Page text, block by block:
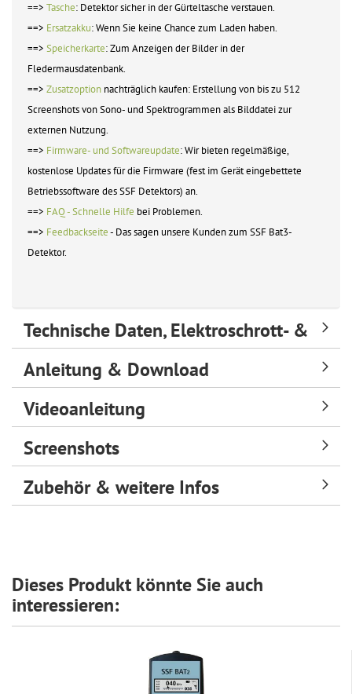
==> Tasche: Detektor sicher in der Gürteltasche verstauen.
==> Ersatzakku: Wenn Sie keine Chance zum Laden haben.
==> Speicherkarte: Zum Anzeigen der Bilder in der
Fledermausdatenbank.
==> Zusatzoption nachträglich kaufen: Erstellung von bis zu 512
Screenshots von Sono- und Spektrogrammen als Bilddatei zur
externen Nutzung.
==> Firmware- und Softwareupdate: Wir bieten regelmäßige,
kostenlose Updates für die Firmware (fest im Gerät eingebettete
Betriebssoftware des SSF Detektors) an.
==> FAQ - Schnelle Hilfe bei Problemen.
==> Feedbackseite- Das sagen unsere Kunden zum SSF Bat3-
Detektor.
Technische Daten, Elektroschrott- &
Batterieentsorgung
Anleitung & Download
Videoanleitung
Screenshots
Zubehör & weitere Infos
Dieses Produkt könnte Sie auch
interessieren: